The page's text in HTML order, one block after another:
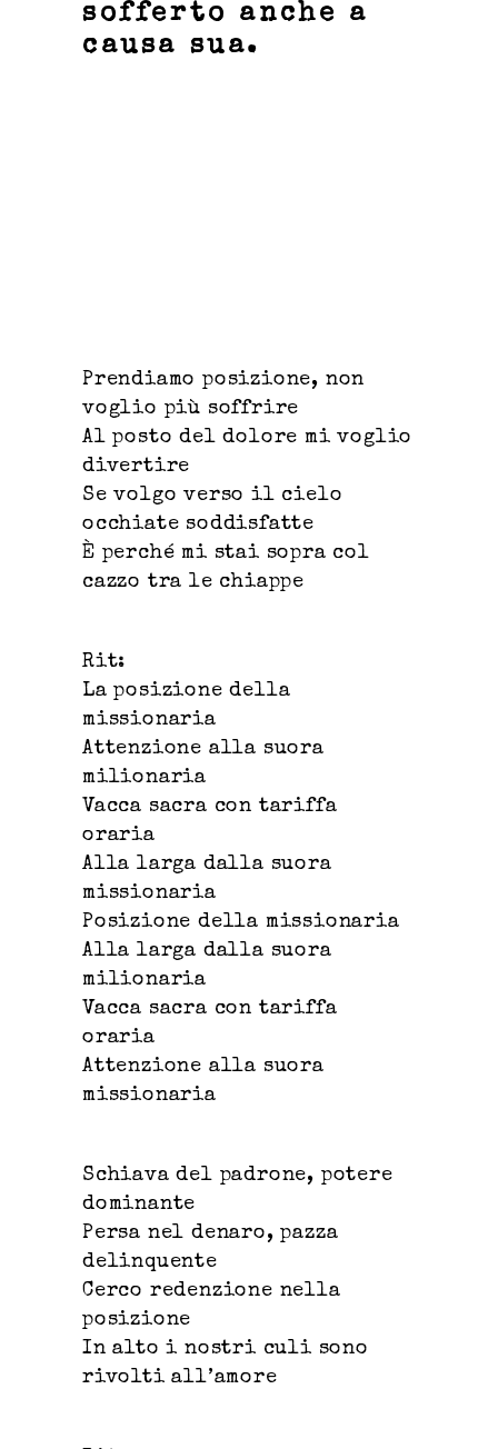
sofferto anche a
causa sua.
Prendiamo posizione, non
voglio più soffrire
Al posto del dolore mi voglio
divertire
Se volgo verso il cielo
occhiate soddisfatte
È perché mi stai sopra col
cazzo tra le chiappe
Rit:
La posizione della
missionaria
Attenzione alla suora
milionaria
Vacca sacra con tariffa
oraria
Alla larga dalla suora
missionaria
Posizione della missionaria
Alla larga dalla suora
milionaria
Vacca sacra con tariffa
oraria
Attenzione alla suora
missionaria
Schiava del padrone, potere
dominante
Persa nel denaro, pazza
delinquente
Cerco redenzione nella
posizione
In alto i nostri culi sono
rivolti all’amore